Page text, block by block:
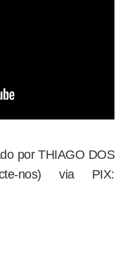
por THIAGO DOS
nos) via PIX: